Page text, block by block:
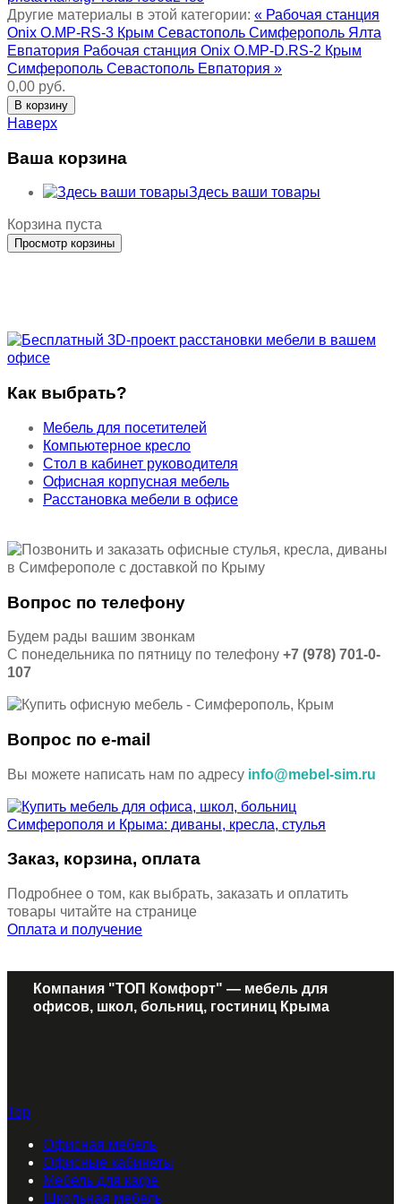
Другие материалы в этой категории: « Рабочая станция
Onix O.MP-RS-3 Крым Севастополь Симферополь Ялта
Евпатория Рабочая станция Onix O.MP-D.RS-2 Крым
Симферополь Севастополь Евпатория »
0,00 руб.
Наверх
Ваша корзина
Здесь ваши товары
Корзина пуста
Как выбрать?
Мебель для посетителей
Компьютерное кресло
Стол в кабинет руководителя
Офисная корпусная мебель
Расстановка мебели в офисе
Вопрос по телефону
Будем рады вашим звонкам
С понедельника по пятницу по телефону +7 (978) 701-0-
107
Вопрос по e-mail
Вы можете написать нам по адресу info@mebel-sim.ru
Заказ, корзина, оплата
Подробнее о том, как выбрать, заказать и оплатить
товары читайте на странице
Оплата и получение
Компания "ТОП Комфорт" — мебель для
офисов, школ, больниц, гостиниц Крыма
Top
Офисная мебель
Офисные кабинеты
Мебель для кафе
Школьная мебель